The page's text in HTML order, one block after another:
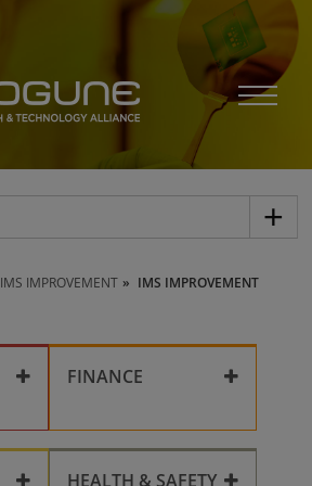
IMS IMPROVEMENT IMS IMPROVEMENT
FINANCE
Grants
HEALTH & SAFETY